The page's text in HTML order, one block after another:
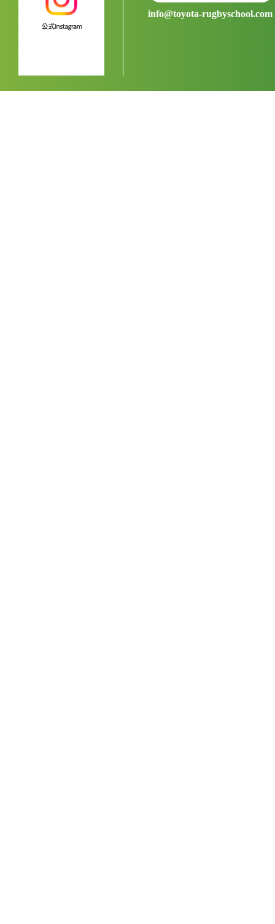
info@toyota-rugbyschool.com